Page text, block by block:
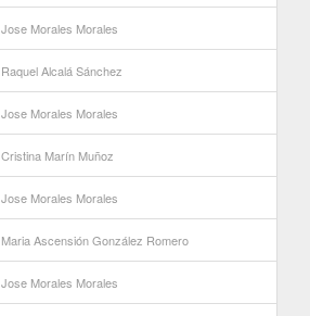
Jose Morales Morales
Raquel Alcalá Sánchez
Jose Morales Morales
Cristina Marín Muñoz
Jose Morales Morales
Maria Ascensión González Romero
Jose Morales Morales